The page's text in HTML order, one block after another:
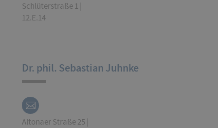
Schlüterstraße 1 |
12.E.14
Dr. phil. Sebastian Juhnke
Altonaer Straße 25 |